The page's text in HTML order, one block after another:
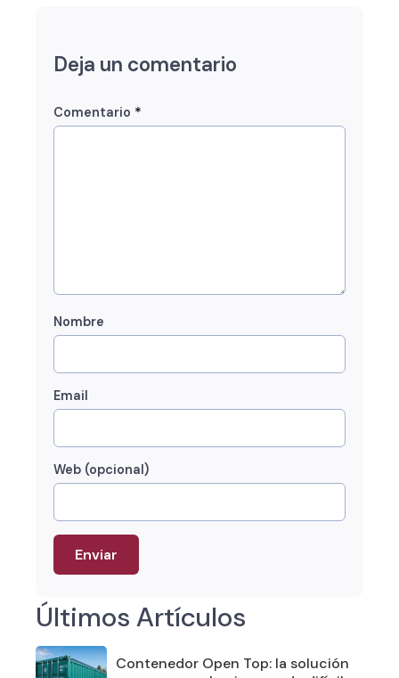
Deja un comentario
Comentario *
Nombre
Email
Web (opcional)
Últimos Artículos
Contenedor Open Top: la solución